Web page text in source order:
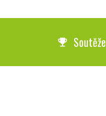
emoji_events Soutěže